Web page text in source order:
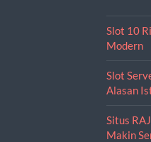
Slot 10
Modern
Slot
Alasan
Situs
Makin